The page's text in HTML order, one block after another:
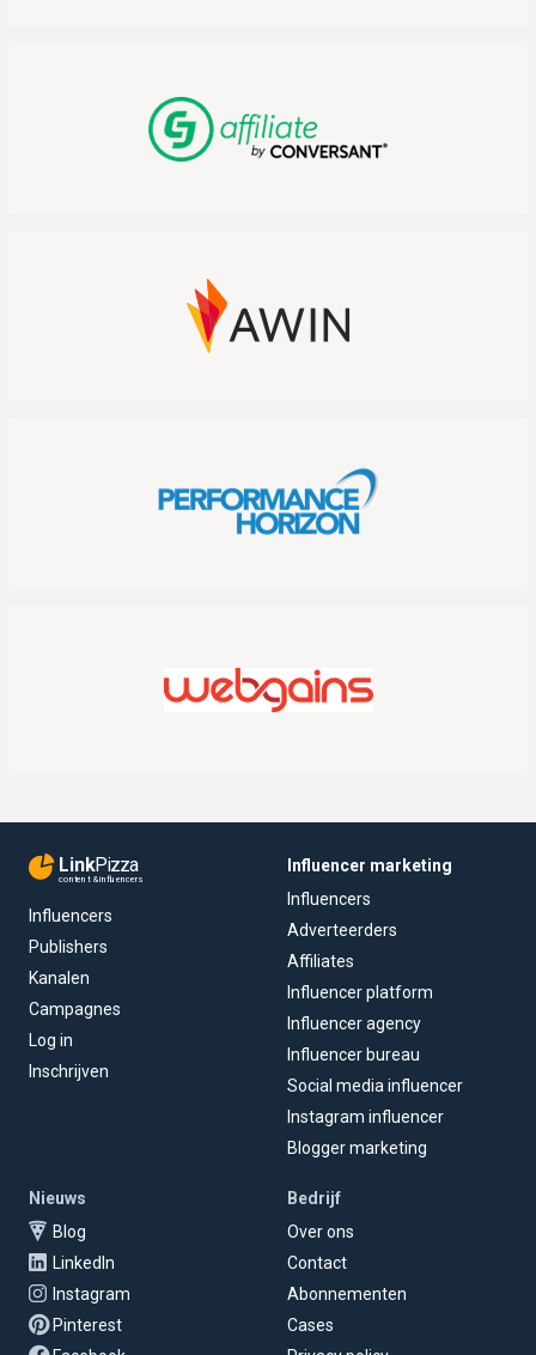
LinkPizza
content & influencers
Influencers
Publishers
Kanalen
Campagnes
Log in
Inschrijven
Influencer marketing
Influencers
Adverteerders
Affiliates
Influencer platform
Influencer agency
Influencer bureau
Social media influencer
Instagram influencer
Blogger marketing
Nieuws
Blog
LinkedIn
Instagram
Pinterest
Bedrijf
Over ons
Contact
Abonnementen
Cases